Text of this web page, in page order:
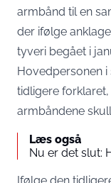
armbånd til en
der ifølge
tyveri begået i
Hovedpersonen i
tidligere forklaret,
armbåndene
Læs også
Nu er det slut:
Ifølge den